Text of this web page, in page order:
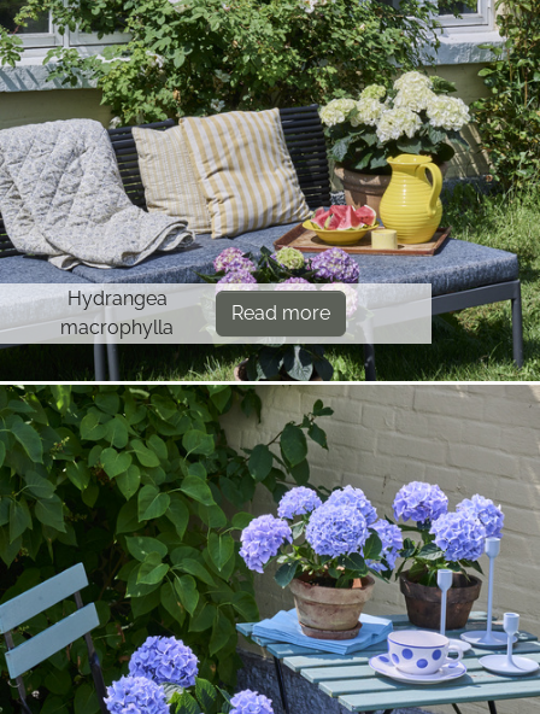
Hydrangea
macrophylla
Read more